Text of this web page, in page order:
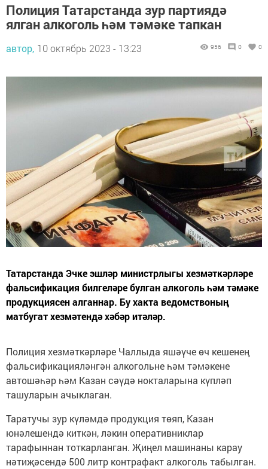
Полиция Татарстанда зур партиядә
ялган алкоголь һәм тәмәке тапкан
автор, 10 октябрь 2023 - 13:23 956 0 0
Татарстанда Эчке эшләр министрлыгы хезмәткәрләре
фальсификация билгеләре булган алкоголь һәм тәмәке
продукциясен алганнар. Бу хакта ведомствоның
матбугат хезмәтендә хәбәр итәләр.
Полиция хезмәткәрләре Чаллыда яшәүче өч кешенең
фальсификацияләнгән алкогольне һәм тәмәкене
автошәһәр һәм Казан сәүдә нокталарына күпләп
ташуларын ачыклаган.
Таратучы зур күләмдә продукция төяп, Казан
юнәлешендә киткән, ләкин оперативниклар
тарафыннан тоткарланган. Җиңел машинаны карау
нәтиҗәсендә 500 литр контрафакт алкоголь табылган.